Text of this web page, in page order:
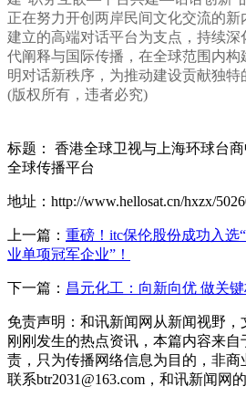
正在努力开创两岸民间文化交流的
建立的高端对话平台为支点，持续深
代阐释与国际传播，在全球范围内
明对话新秩序，为推动建设贡献独特
(版权所有，违者必究)
标题： 香港全球卫视与上海环球台
全球传播平台
地址：http://www.hellosat.cn/hxzx/
上一篇： 重磅！itc保伦股份成功入选
业单项冠军企业”！
下一篇： 昌元化工：向新向优 做关
免责声明：和讯新闻网从新闻视野
刚刚发生的热点资讯，本篇内容来
责，只为传播网络信息为目的，非
联系btr2031@163.com，和讯新闻网